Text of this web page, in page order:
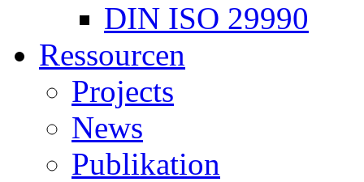
DIN ISO 29990
Ressourcen
Projects
News
Publikation